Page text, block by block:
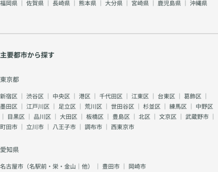
福岡県 ｜ 佐賀県 ｜ 長崎県 ｜ 熊本県 ｜ 大分県 ｜ 宮崎県 ｜ 鹿児島県 ｜ 沖縄県
主要都市から探す
東京都
新宿区 ｜ 渋谷区 ｜ 中央区 ｜ 港区 ｜ 千代田区 ｜ 江東区 ｜ 台東区 ｜ 葛飾区 ｜
墨田区 ｜ 江戸川区 ｜ 足立区 ｜ 荒川区 ｜ 世田谷区 ｜ 杉並区 ｜ 練馬区 ｜ 中野区
｜ 目黒区 ｜ 品川区 ｜ 大田区 ｜ 板橋区 ｜ 豊島区 ｜ 北区 ｜ 文京区 ｜ 武蔵野市 ｜
町田市 ｜ 立川市 ｜ 八王子市 ｜ 調布市 ｜ 西東京市
愛知県
名古屋市（名駅前・栄・金山｜他） ｜ 豊田市 ｜ 岡崎市